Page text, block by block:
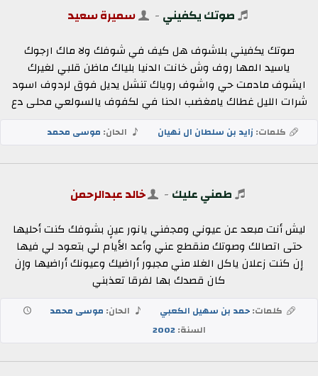
صوتك يكفيني - سميرة سعيد
صوتك يكفيني بلاشوف هل كيف في شوفك ولا ماك ارجوك
ياسيد المها روف وش خانت الدنيا بلياك ماظن قلبي لغيرك
ايشوف مادمت حي واشوف روياك تنشل يديل فوق لردوف اسود
شرات الليل غطاك يامغضب الحنا في لكفوف يالسولعي محلى دع
كلمات: زايد بن سلطان ال نهيان الحان: موسى محمد
طمني عليك - خالد عبدالرحمن
ليش أنت مبعد عن عيوني ومجفني يانور عينٍ بشوفك كنت أحليها
حتى اتصالك وصوتك منقطع عني وأعد الأيام لي بتعود لي فيها
إن كنت زعلان ياكل الغلا مني مجبور أراضيك وعيونك أراضيها وإن
كان قصدك بها لفرقا تعذبني
كلمات:حمد بن سهيل الكعبي الحان: موسى محمد
السنة:2002